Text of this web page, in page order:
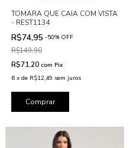
TOMARA QUE CAIA COM VISTA
- REST1134
R$74,95 -50% OFF
R$149,90
R$71,20 com Pix
6 x de R$12,49 sem juros
Comprar